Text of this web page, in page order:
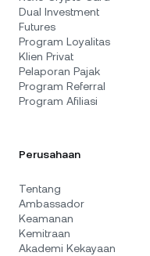
Dual Investment
Futures
Program Loyalitas
Klien Privat
Pelaporan Pajak
Program Referral
Program Afiliasi
Perusahaan
Tentang
Ambassador
Keamanan
Kemitraan
Akademi Kekayaan